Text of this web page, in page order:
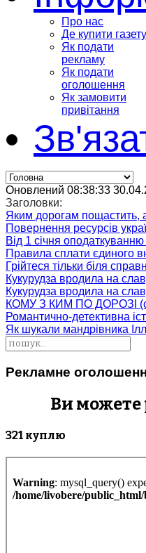
Про нас
Де купити газету
Як подати
рекламу
Як подати
оголошення
Як замовити
привітання
Оновлений 08:38:33
Заголовки:
Яким дорогам
Повернення ресурсів
Від 1 січня
Правила сплати єдиного
Грійтеся тільки біля
Кукурудза вродила на
Кукурудза вродила на
КОМУ З КИМ ПО ДОРОЗІ
Романтично-детективна
Як шукали мандрівника
Рекламне
Ви можете
321 куплю